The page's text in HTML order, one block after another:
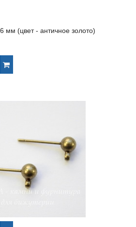
мм (цвет - античное золото)